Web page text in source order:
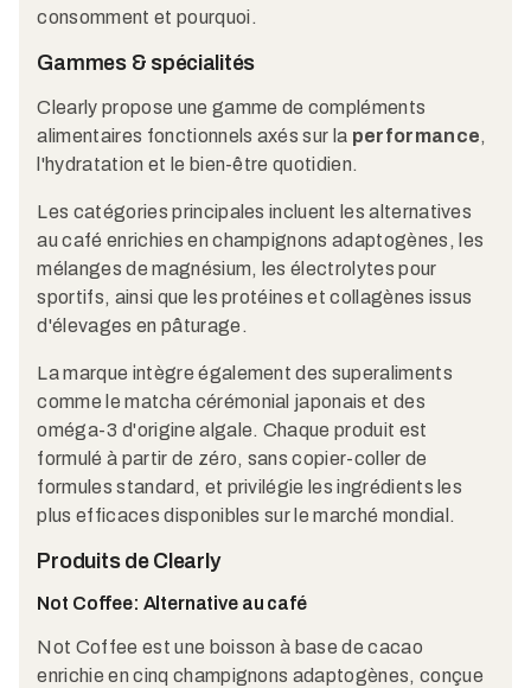
consomment et pourquoi.
Gammes & spécialités
Clearly propose une gamme de compléments
alimentaires fonctionnels axés sur la performance,
l'hydratation et le bien-être quotidien.
Les catégories principales incluent les alternatives
au café enrichies en champignons adaptogènes, les
mélanges de magnésium, les électrolytes pour
sportifs, ainsi que les protéines et collagènes issus
d'élevages en pâturage.
La marque intègre également des superaliments
comme le matcha cérémonial japonais et des
oméga-3 d'origine algale. Chaque produit est
formulé à partir de zéro, sans copier-coller de
formules standard, et privilégie les ingrédients les
plus efficaces disponibles sur le marché mondial.
Produits de Clearly
Not Coffee: Alternative au café
Not Coffee est une boisson à base de cacao
enrichie en cinq champignons adaptogènes, conçue